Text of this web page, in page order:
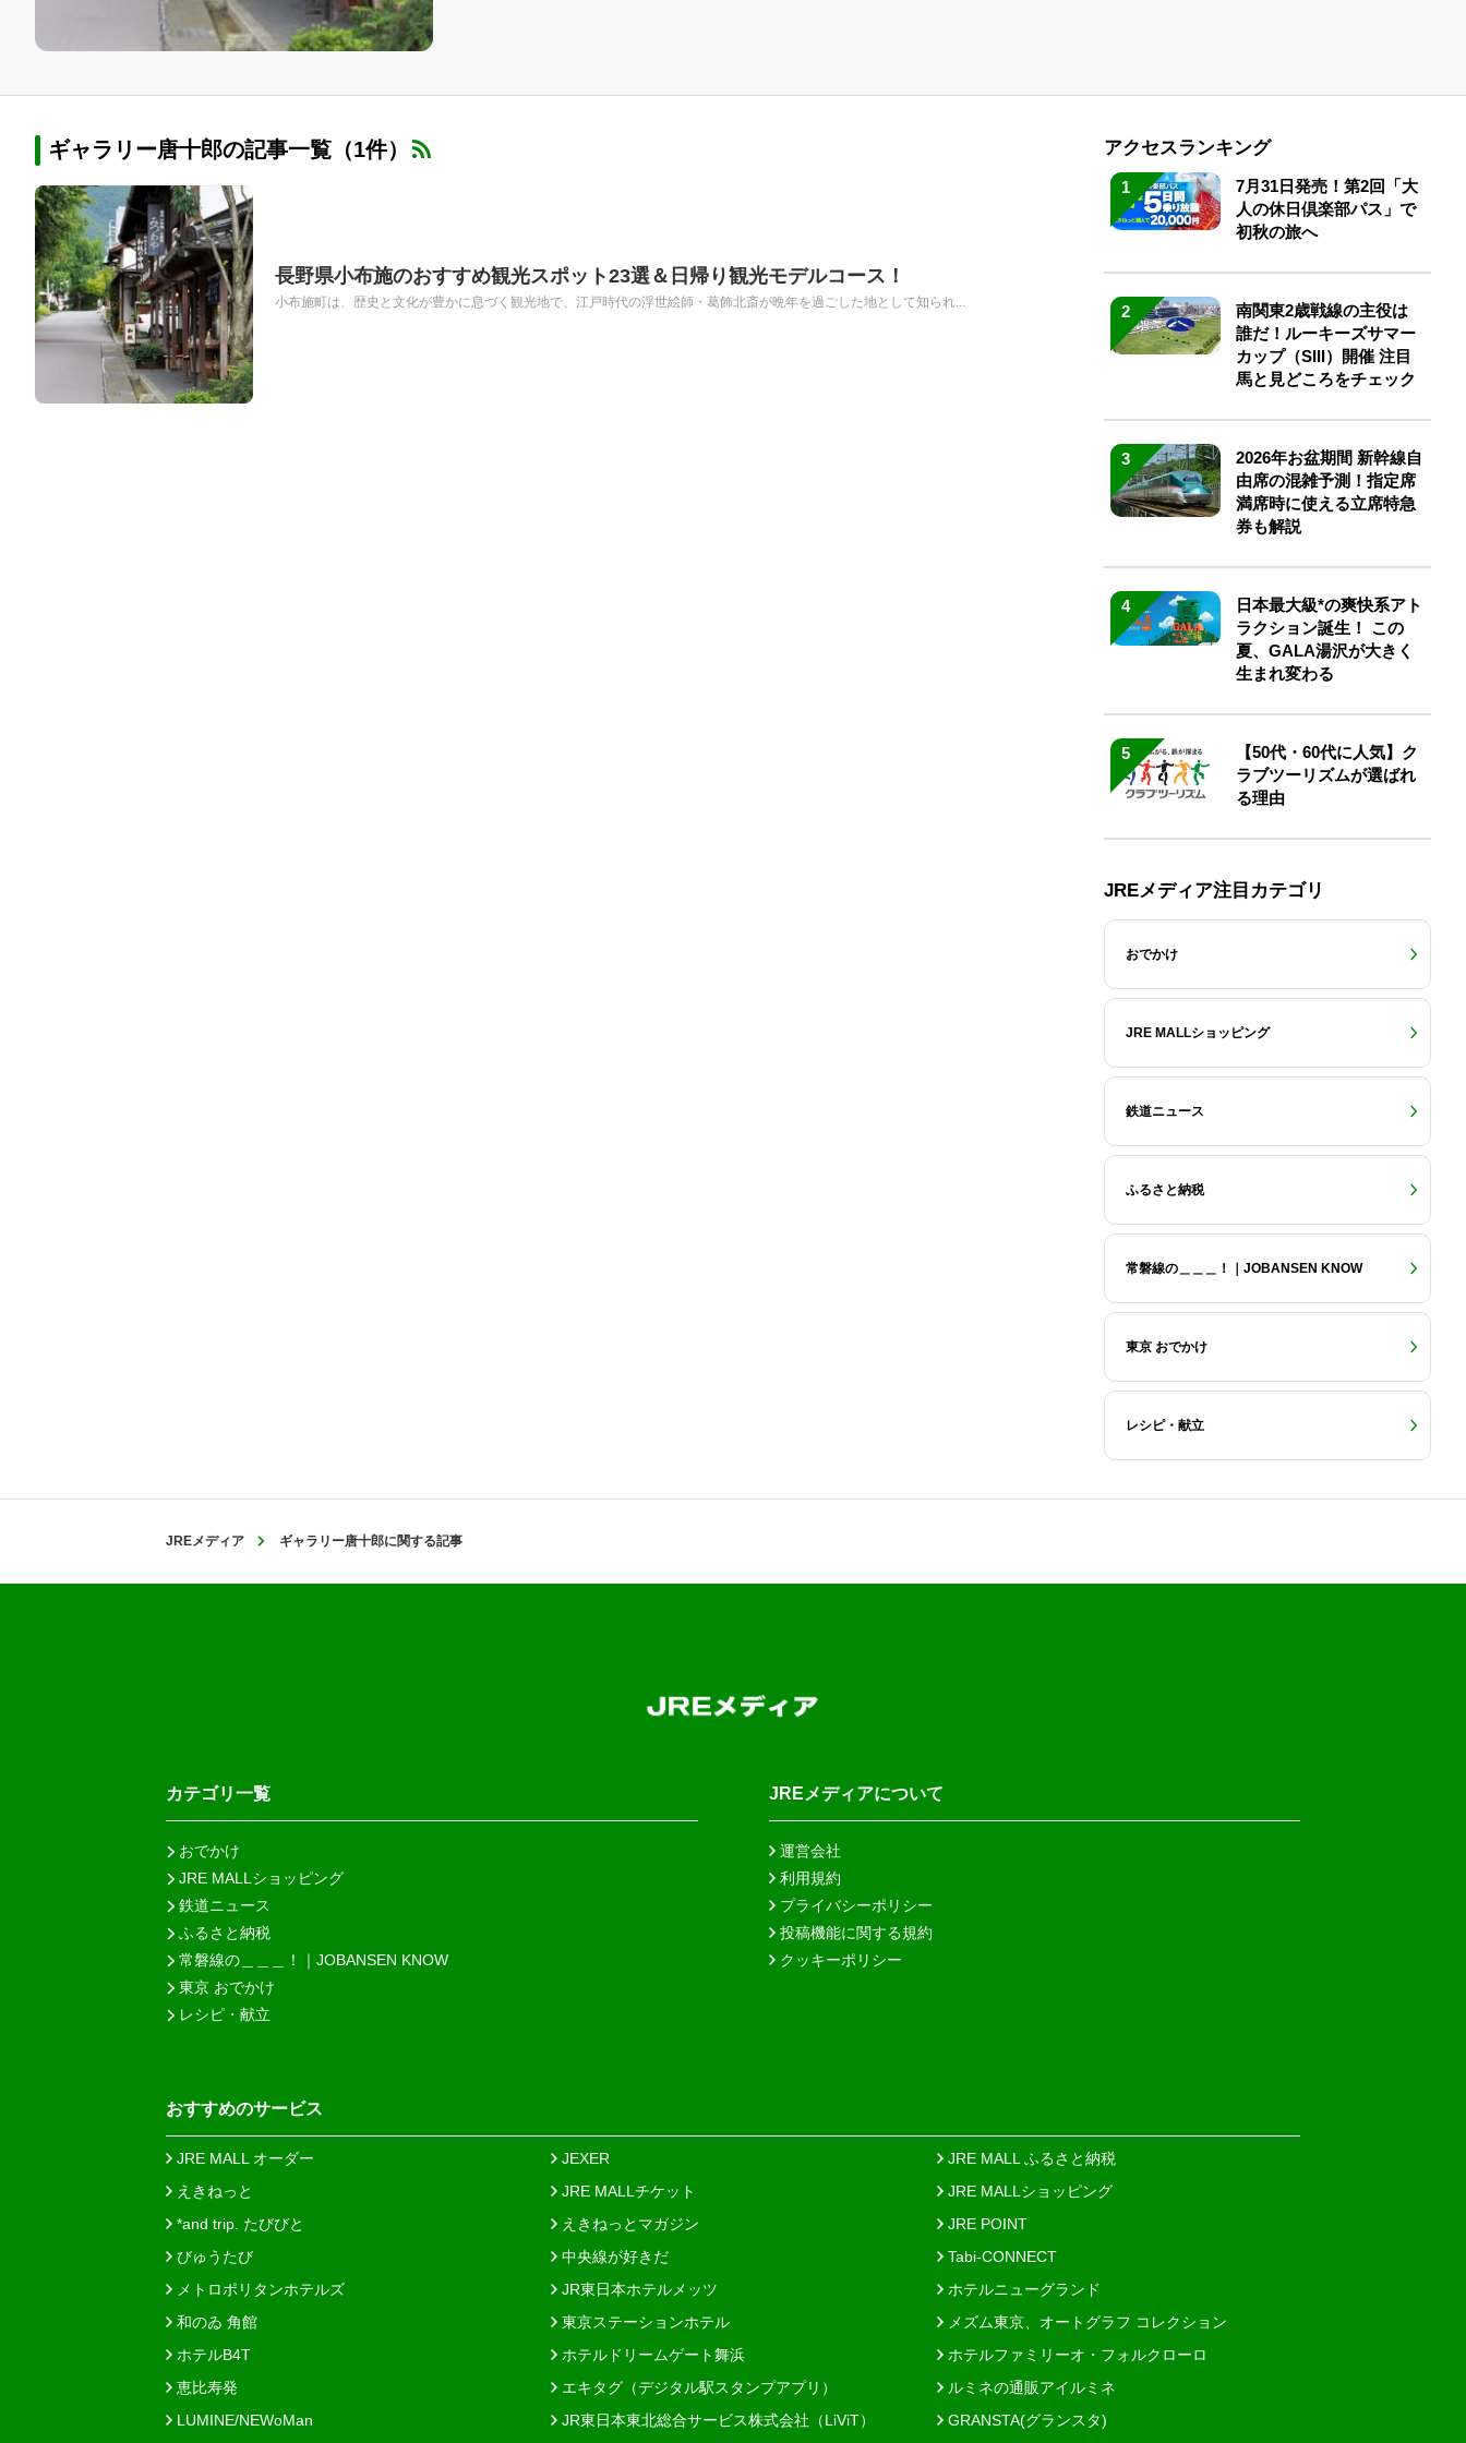
ギャラリー唐十郎の記事一覧（1件）
長野県小布施のおすすめ観光スポット23選＆日帰り観光モデルコース！
小布施町は、歴史と文化が豊かに息づく観光地で、江戸時代の浮世絵師・葛飾北斎が晩年を過ごした地として知られ...
アクセスランキング
1
7月31日発売！第2回「大
人の休日倶楽部パス」で
初秋の旅へ
2
南関東2歳戦線の主役は
誰だ！ルーキーズサマー
カップ（SIII）開催 注目
馬と見どころをチェック
3
2026年お盆期間 新幹線自
由席の混雑予測！指定席
満席時に使える立席特急
券も解説
4
日本最大級*の爽快系アト
ラクション誕生！ この
夏、GALA湯沢が大きく
生まれ変わる
5
【50代・60代に人気】ク
ラブツーリズムが選ばれ
る理由
JREメディア注目カテゴリ
おでかけ
JRE MALLショッピング
鉄道ニュース
ふるさと納税
常磐線の＿＿＿！｜JOBANSEN KNOW
東京 おでかけ
レシピ・献立
JREメディア ギャラリー唐十郎に関する記事
カテゴリ一覧
おでかけ
JRE MALLショッピング
鉄道ニュース
ふるさと納税
常磐線の＿＿＿！｜JOBANSEN KNOW
東京 おでかけ
レシピ・献立
JREメディアについて
運営会社
利用規約
プライバシーポリシー
投稿機能に関する規約
クッキーポリシー
おすすめのサービス
JRE MALL オーダー JEXER
JRE MALL ふるさと納税
えきねっと
JRE MALLチケット
JRE MALLショッピング
*and trip. たびびと
えきねっとマガジン
JRE POINT
びゅうたび
中央線が好きだ
Tabi-CONNECT
メトロポリタンホテルズ
JR東日本ホテルメッツ
ホテルニューグランド
和のゐ 角館
東京ステーションホテル
メズム東京、オートグラフ コレクション
ホテルB4T
ホテルドリームゲート舞浜
ホテルファミリーオ・フォルクローロ
恵比寿発
エキタグ（デジタル駅スタンプアプリ）
ルミネの通販アイルミネ
LUMINE/NEWoMan
JR東日本東北総合サービス株式会社（LiViT） GRANSTA(グランスタ)